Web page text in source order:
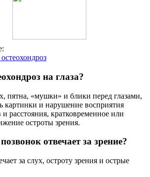
на глаза?
пятна, «мушки» и блики перед глазами,
картинки и нарушение восприятия
расстояния, кратковременное или
остроты зрения.
отвечает за зрение?
за слух, остроту зрения и острые